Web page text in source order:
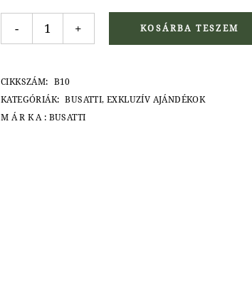
Busatti baba előke quantity
- + KOSÁRBA TESZEM
CIKKSZÁM:
B10
KATEGÓRIÁK:
BUSATTI,EXKLUZÍV AJÁNDÉKOK
MÁRKA: BUSATTI